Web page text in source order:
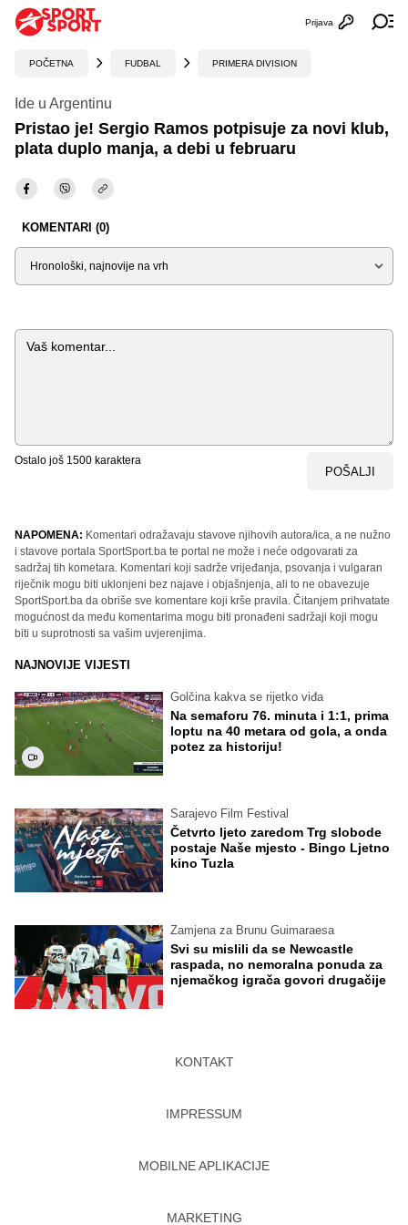
Otvori
Prijava
POČETNA FUDBAL PRIMERA DIVISION
Ide u Argentinu
Pristao je! Sergio Ramos potpisuje za novi klub,
plata duplo manja, a debi u februaru
KOMENTARI (0)
Sortiraj
Komentar
Ostalo još 1500 karaktera
POŠALJI
NAPOMENA: Komentari odražavaju stavove njihovih autora/ica, a ne nužno
i stavove portala SportSport.ba te portal ne može i neće odgovarati za
sadržaj tih kometara. Komentari koji sadrže vrijeđanja, psovanja i vulgaran
riječnik mogu biti uklonjeni bez najave i objašnjenja, ali to ne obavezuje
SportSport.ba da obriše sve komentare koji krše pravila. Čitanjem prihvatate
mogućnost da među komentarima mogu biti pronađeni sadržaji koji mogu
biti u suprotnosti sa vašim uvjerenjima.
NAJNOVIJE VIJESTI
Golčina kakva se rijetko viđa
Na semaforu 76. minuta i 1:1, prima
loptu na 40 metara od gola, a onda
potez za historiju!
Sarajevo Film Festival
Četvrto ljeto zaredom Trg slobode
postaje Naše mjesto - Bingo Ljetno
kino Tuzla
Zamjena za Brunu Guimaraesa
Svi su mislili da se Newcastle
raspada, no nemoralna ponuda za
njemačkog igrača govori drugačije
KONTAKT
IMPRESSUM
MOBILNE APLIKACIJE
MARKETING